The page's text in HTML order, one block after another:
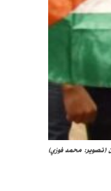
(تصوير: محمد فوزي)